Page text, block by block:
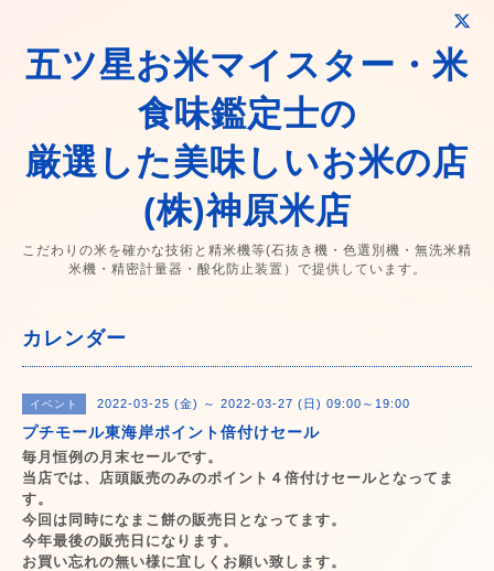
五ツ星お米マイスター・米
食味鑑定士の
厳選した美味しいお米の店
(株)神原米店
こだわりの米を確かな技術と精米機等(石抜き機・色選別機・無洗米精
米機・精密計量器・酸化防止装置）で提供しています。
カレンダー
イベント 2022-03-25 (金) ～ 2022-03-27 (日) 09:00～19:00
プチモール東海岸ポイント倍付けセール
毎月恒例の月末セールです。
当店では、店頭販売のみのポイント４倍付けセールとなってま
す。
今回は同時になまこ餅の販売日となってます。
今年最後の販売日になります。
お買い忘れの無い様に宜しくお願い致します。